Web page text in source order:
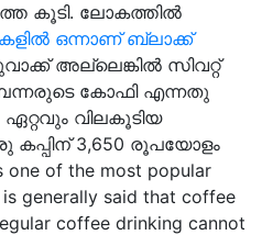
കൂടി. ലോകത്തിൽ
ഒന്നാണ് ബ്ലാക്ക്
അല്ലെങ്കിൽ സിവറ്റ്
കോഫി എന്നതു
വിലകൂടിയ
കപ്പിന് 3,650 രൂപയോളം
of the most popular
generally said that coffee
coffee drinking cannot